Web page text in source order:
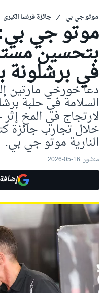
موتو جي بي جائزة فرنسا الكبرىموتو جي
بتحسين
في برشلونة
دعا خورخي مارتين
السلامة في حلبة
لارتجاج في المخ
خلال تجارب جائزة
النارية موتو جي بي.
منشور: 16-05-2026